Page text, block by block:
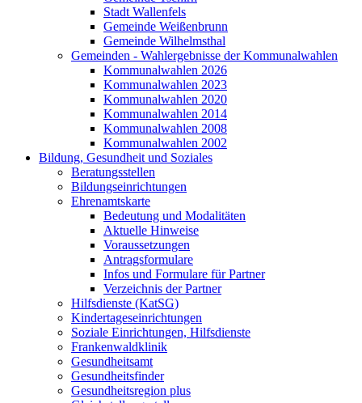
Stadt Wallenfels
Gemeinde Weißenbrunn
Gemeinde Wilhelmsthal
Gemeinden - Wahlergebnisse der Kommunalwahlen
Kommunalwahlen 2026
Kommunalwahlen 2023
Kommunalwahlen 2020
Kommunalwahlen 2014
Kommunalwahlen 2008
Kommunalwahlen 2002
Bildung, Gesundheit und Soziales
Beratungsstellen
Bildungseinrichtungen
Ehrenamtskarte
Bedeutung und Modalitäten
Aktuelle Hinweise
Voraussetzungen
Antragsformulare
Infos und Formulare für Partner
Verzeichnis der Partner
Hilfsdienste (KatSG)
Kindertageseinrichtungen
Soziale Einrichtungen, Hilfsdienste
Frankenwaldklinik
Gesundheitsamt
Gesundheitsfinder
Gesundheitsregion plus